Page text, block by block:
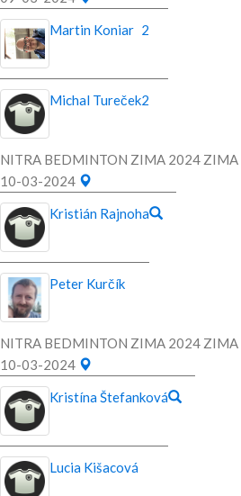
Martin Koniar 2
Michal Tureček2
NITRA BEDMINTON ZIMA 2024 ZIMA
10-03-2024
Kristián Rajnoha
Peter Kurčík
NITRA BEDMINTON ZIMA 2024 ZIMA
10-03-2024
Kristína Štefanková
Lucia Kišacová